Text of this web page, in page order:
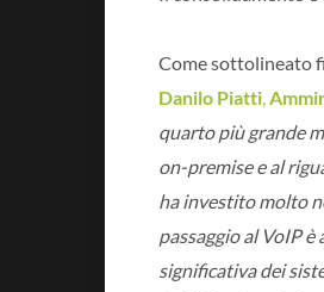
Come sottolineato
Danilo Piatti,
quarto più grande
on-premise e al
ha investito molto
passaggio al VoIP
significativa dei